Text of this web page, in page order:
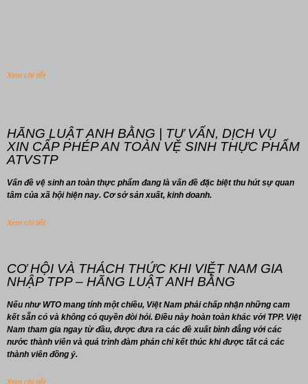
Xem chi tiết
HÃNG LUẬT ANH BẰNG | TƯ VẤN, DỊCH VỤ
XIN CẤP PHÉP AN TOÀN VỆ SINH THỰC PHẨM
ATVSTP
Vấn đề vệ sinh an toàn thực phẩm đang là vấn đề đặc biệt thu hút sự quan
tâm của xã hội hiện nay. Cơ sở sản xuất, kinh doanh.
Xem chi tiết
CƠ HỘI VÀ THÁCH THỨC KHI VIỆT NAM GIA
NHẬP TPP – HÃNG LUẬT ANH BẰNG
Nếu như WTO mang tính một chiều, Việt Nam phải chấp nhận những cam
kết sẵn có và không có quyền đòi hỏi. Điều này hoàn toàn khác với TPP. Việt
Nam tham gia ngay từ đầu, được đưa ra các đề xuất bình đẳng với các
nước thành viên và quá trình đàm phán chỉ kết thúc khi được tất cả các
thành viên đồng ý.
Xem chi tiết